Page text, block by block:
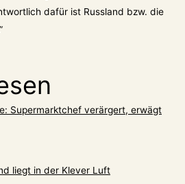
dafür ist Russland bzw. die
”
Supermarktchef verärgert, erwägt
liegt in der Klever Luft